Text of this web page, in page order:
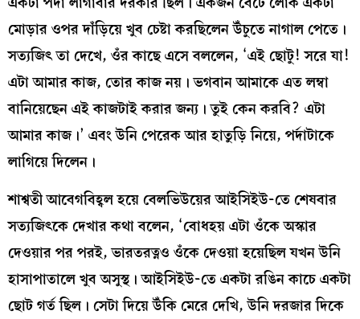
মোড়ার ওপর দাঁড়িয়ে খুব চেষ্টা করছিলেন উঁচুতে নাগাল পেতে।
সত্যজিৎ তা দেখে, ওঁর কাছে এসে বললেন, ‘এই ছোটু! সরে যা!
এটা আমার কাজ, তোর কাজ নয়। ভগবান আমাকে এত লম্বা
বানিয়েছেন এই কাজটাই করার জন্য। তুই কেন করবি? এটা
আমার কাজ।’ এবং উনি পেরেক আর হাতুড়ি নিয়ে, পর্দাটাকে
লাগিয়ে দিলেন।
শাশ্বতী আবেগবিহ্বল হয়ে বেলভিউয়ের আইসিইউ-তে শেষবার
সত্যজিৎকে দেখার কথা বলেন, ‘বোধহয় এটা ওঁকে অস্কার
দেওয়ার পর পরই, ভারতরত্নও ওঁকে দেওয়া হয়েছিল যখন উনি
হাসাপাতালে খুব অসুস্থ। আইসিইউ-তে একটা রঙিন কাচে একটা
ছোট গর্ত ছিল। সেটা দিয়ে উঁকি মেরে দেখি, উনি দরজার দিকে